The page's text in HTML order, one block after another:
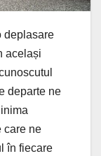
deplasare
același
departe ne
care ne
în fiecare